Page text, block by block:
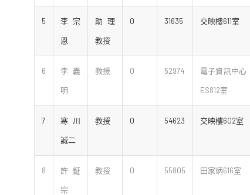
5 李宗
恩
助理
教授
0 31635 交映樓611室
6 李義
明
教授 0 52974 電子資訊中心
ES812室
7 寒川
誠二
教授 0 54623 交映樓602室
8 許鉦
宗
教授 0 55805 田家炳616室